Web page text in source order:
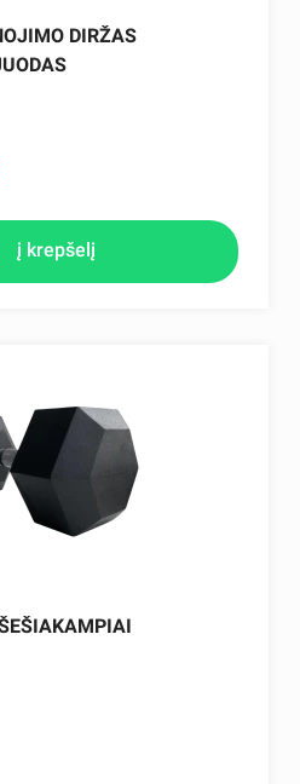
DIRŽAS
į krepšelį